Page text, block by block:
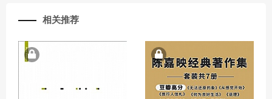
相关推荐